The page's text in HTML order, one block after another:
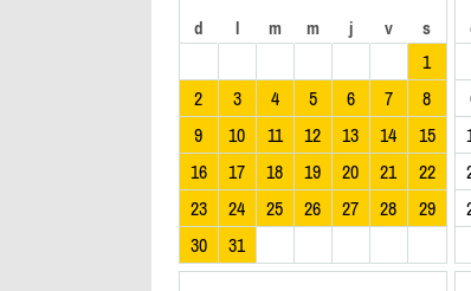
d l m m j v s
1
2
3 4 5 6 7
8
9
10 11 12 13 14
15
16
17 18 19 20 21
22
23
24 25 26 27 28
29
30
31